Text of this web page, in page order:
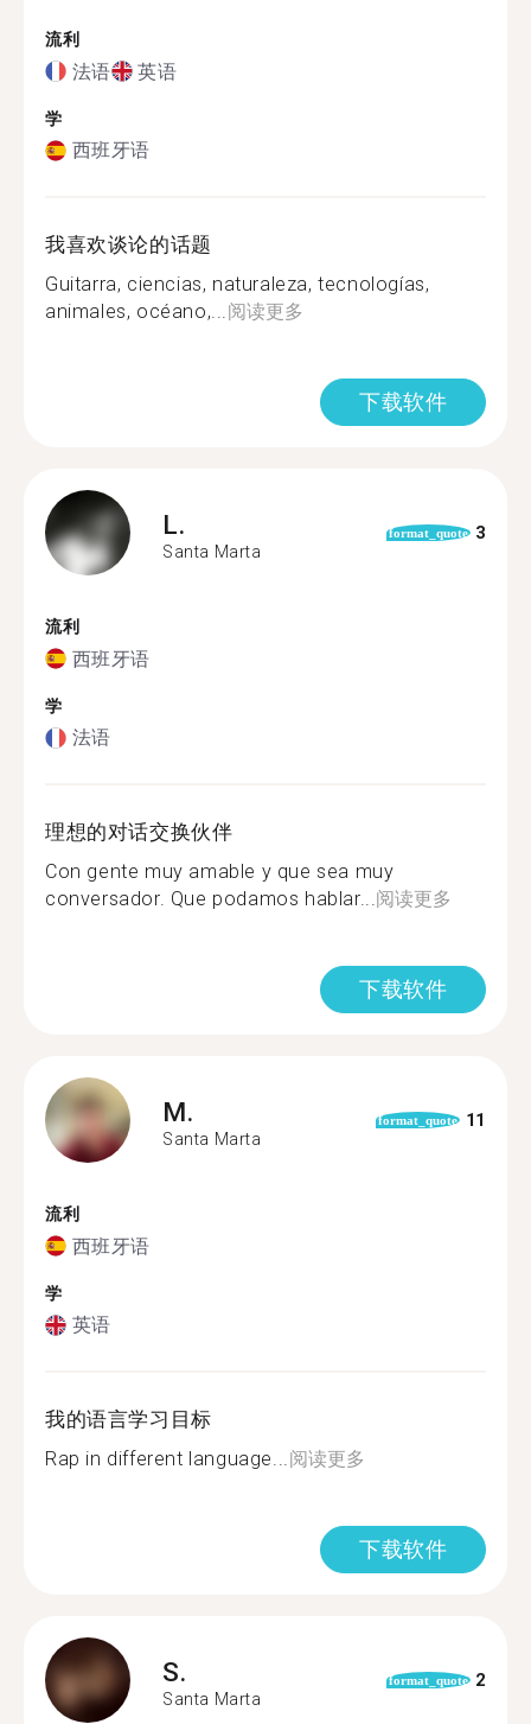
流利
法语 英语
学
西班牙语
我喜欢谈论的话题
Guitarra, ciencias, naturaleza, tecnologías,
animales, océano,...阅读更多
下载软件
L.
Santa Marta
format_quote 3
流利
西班牙语
学
法语
理想的对话交换伙伴
Con gente muy amable y que sea muy
conversador. Que podamos hablar...阅读更多
下载软件
M.
Santa Marta
format_quote 11
流利
西班牙语
学
英语
我的语言学习目标
Rap in different language...阅读更多
下载软件
S.
Santa Marta
format_quote 2